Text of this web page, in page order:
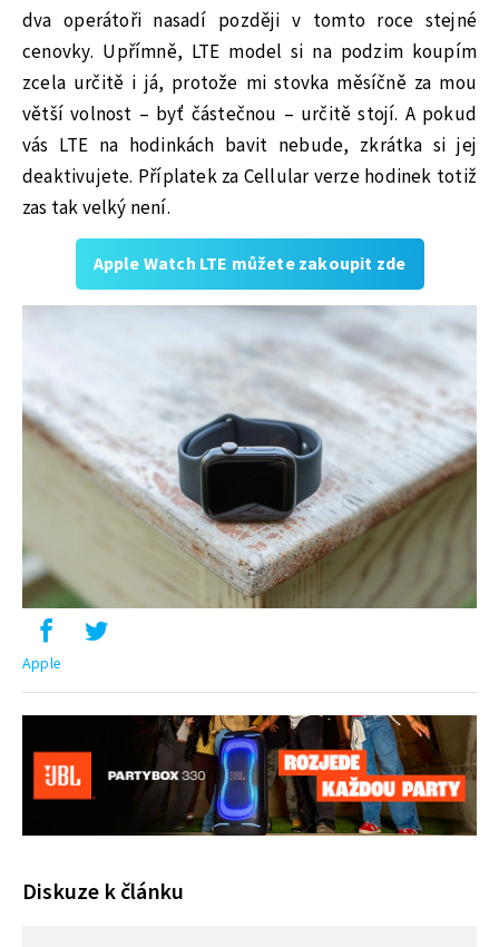
dva operátoři nasadí později v tomto roce stejné
cenovky. Upřímně, LTE model si na podzim koupím
zcela určitě i já, protože mi stovka měsíčně za mou
větší volnost – byť částečnou – určitě stojí. A pokud
vás LTE na hodinkách bavit nebude, zkrátka si jej
deaktivujete. Příplatek za Cellular verze hodinek totiž
zas tak velký není.
Apple Watch LTE můžete zakoupit zde
Apple
Diskuze k článku